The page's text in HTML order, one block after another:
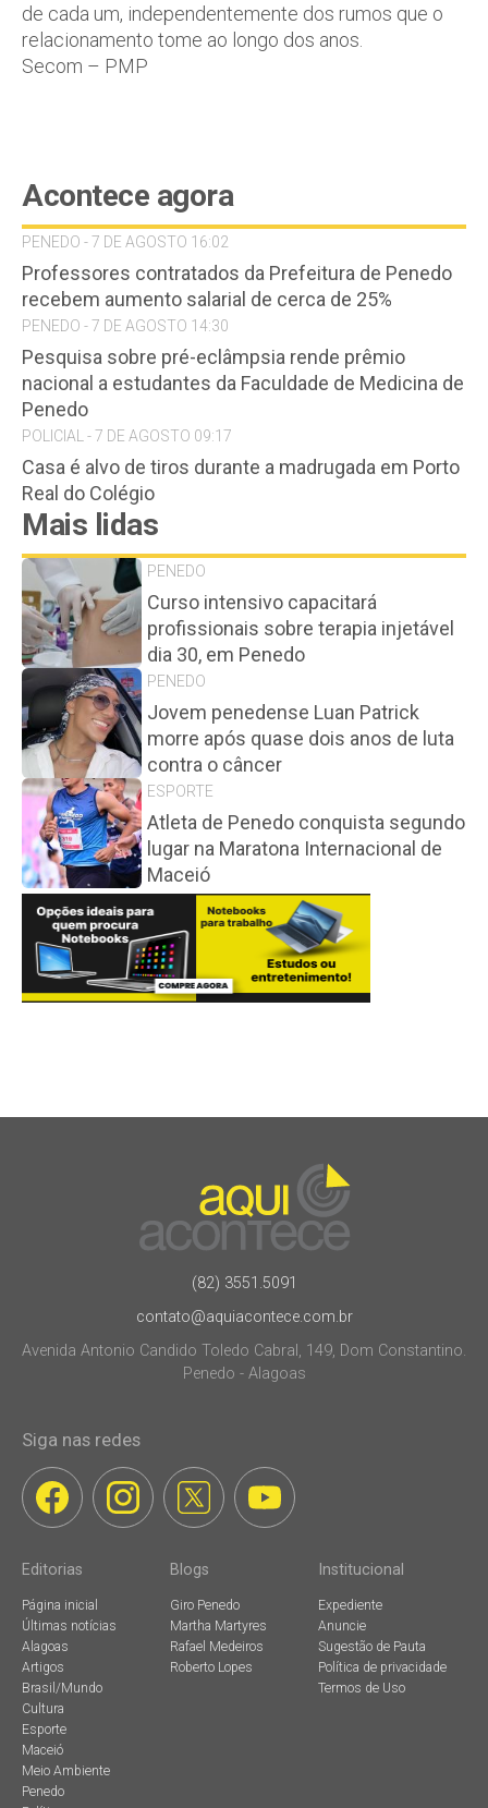
de cada um, independentemente dos rumos que o
relacionamento tome ao longo dos anos.
Secom – PMP
Acontece agora
PENEDO - 7 DE AGOSTO 16:02
Professores contratados da Prefeitura de Penedo
recebem aumento salarial de cerca de 25%
PENEDO - 7 DE AGOSTO 14:30
Pesquisa sobre pré-eclâmpsia rende prêmio
nacional a estudantes da Faculdade de Medicina de
Penedo
POLICIAL - 7 DE AGOSTO 09:17
Casa é alvo de tiros durante a madrugada em Porto
Real do Colégio
Mais lidas
PENEDO
Curso intensivo capacitará
profissionais sobre terapia injetável
dia 30, em Penedo
PENEDO
Jovem penedense Luan Patrick
morre após quase dois anos de luta
contra o câncer
ESPORTE
Atleta de Penedo conquista segundo
lugar na Maratona Internacional de
Maceió
(82) 3551.5091
contato@aquiacontece.com.br
Avenida Antonio Candido Toledo Cabral, 149, Dom Constantino.
Penedo - Alagoas
Siga nas redes
Editorias
Página inicial
Últimas notícias
Alagoas
Artigos
Brasil/Mundo
Cultura
Esporte
Maceió
Meio Ambiente
Penedo
Blogs
Giro Penedo
Martha Martyres
Rafael Medeiros
Roberto Lopes
Institucional
Expediente
Anuncie
Sugestão de Pauta
Política de privacidade
Termos de Uso